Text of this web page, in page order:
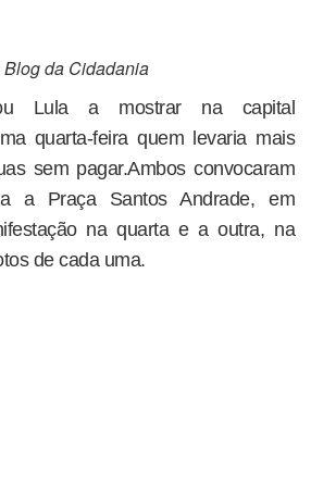
Blog da Cidadania
Lula a mostrar na capital
quarta-feira quem levaria mais
sem pagar.Ambos convocaram
a Praça Santos Andrade, em
na quarta e a outra, na
de cada uma.